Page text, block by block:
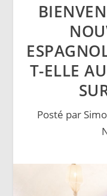
T-ELLE
Posté par